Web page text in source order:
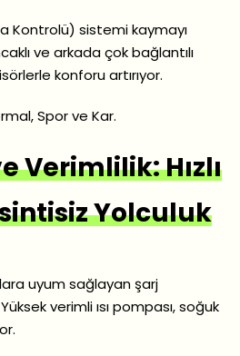
Kontrolü) sistemi kaymayı
ve arkada çok bağlantılı
konforu artırıyor.
Spor ve Kar.
Verimlilik: Hızlı
Yolculuk
uyum sağlayan şarj
verimli ısı pompası, soğuk